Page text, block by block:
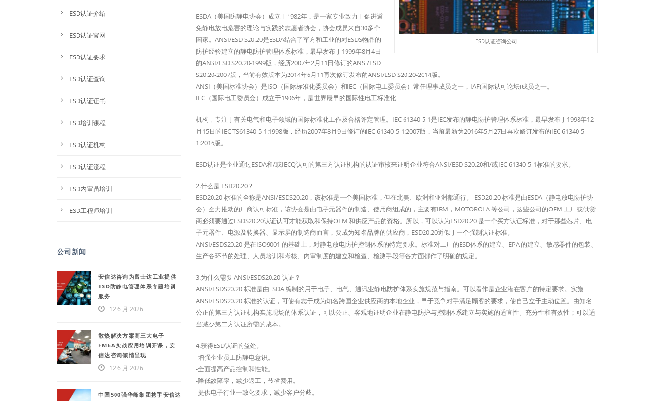
ESD认证咨询公司
ESDA（美国防静电协会）成立于1982年，是一家专业致力于促进避
免静电放电危害的理论与实践的志愿者协会，协会成员来自30多个
国家。ANSI/ESD S20.20是ESDA结合了军方和工业的对ESDS物品的
防护经验建立的静电防护管理体系标准，最早发布于1999年8月4日
的ANSI/ESD S20.20-1999版，经历2007年2月11日修订的ANSI/ESD
S20.20-2007版，当前有效版本为2014年6月11再次修订发布的ANSI/ESD S20.20-2014版。
ANSI（美国标准协会）是ISO（国际标准化委员会）和IEC（国际电工委员会）常任理事成员之一，IAF(国际认可论坛)成员之一。
IEC（国际电工委员会）成立于1906年，是世界最早的国际性电工标准化
机构，专注于有关电气和电子领域的国际标准化工作及合格评定管理。IEC 61340-5-1是IEC发布的静电防护管理体系标准，最早发布于1998年12
月15日的IEC TS61340-5-1:1998版，经历2007年8月9日修订的IEC 61340-5-1:2007版，当前最新为2016年5月27日再次修订发布的IEC 61340-5-
1:2016版。
ESD认证是企业通过ESDA和/或IECQ认可的第三方认证机构的认证审核来证明企业符合ANSI/ESD S20.20和/或IEC 61340-5-1标准的要求。
2.什么是 ESD20.20？
ESD20.20 标准的全称是ANSI/ESDS20.20，该标准是一个美国标准，但在北美、欧洲和亚洲都通行。 ESD20.20 标准是由ESDA（静电放电防护协
会）全力推动的厂商认可标准，该协会是由电子元器件的制造、使用商组成的，主要有IBM，MOTOROLA 等公司，这些公司的OEM 工厂或供货
商必须要通过ESDS20.20认证认可才能获取和保持OEM 和供应产品的资格。所以，可以认为ESD20.20 是一个买方认证标准，对于那些芯片、电
子元器件、电源及转换器、显示屏的制造商而言，要成为知名品牌的供应商，ESD20.20近似于一个强制认证标准。
ANSI/ESDS20.20 是在ISO9001 的基础上，对静电放电防护控制体系的特定要求。标准对工厂的ESD体系的建立、EPA 的建立、敏感器件的包装、
生产各环节的处理、人员培训和考核、内审制度的建立和检查、检测手段等各方面都作了明确的规定。
3.为什么需要 ANSI/ESDS20.20 认证？
ANSI/ESDS20.20 标准是由ESDA 编制的用于电子、电气、通讯业静电防护体系实施规范与指南。可以看作是企业潜在客户的特定要求。实施
ANSI/ESDS20.20 标准的认证，可使有志于成为知名跨国企业供应商的本地企业，早于竞争对手满足顾客的要求，使自己立于主动位置。由知名
公正的第三方认证机构实施现场的体系认证，可以公正、客观地证明企业在静电防护与控制体系建立与实施的适宜性、充分性和有效性；可以适
当减少第二方认证所需的成本。
4.获得ESD认证的益处。
-增强企业员工防静电意识。
-全面提高产品控制和性能。
-降低故障率，减少返工，节省费用。
-提供电子行业一致化要求，减少客户分歧。
ESD认证介绍
ESD认证官网
ESD认证要求
ESD认证查询
ESD认证证书
ESD培训课程
ESD认证机构
ESD认证流程
ESD内审员培训
ESD工程师培训
公司新闻
安信达咨询为富士达工业提供
ESD防静电管理体系专题培训
服务
12 6 月 2026
散热解决方案商三大电子
FMEA实战应用培训开课，安
信达咨询倾情呈现
12 6 月 2026
中国500强华峰集团携手安信达